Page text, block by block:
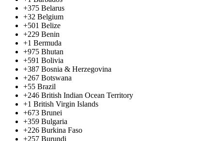
+375 Belarus
+32 Belgium
+501 Belize
+229 Benin
+1 Bermuda
+975 Bhutan
+591 Bolivia
+387 Bosnia & Herzegovina
+267 Botswana
+55 Brazil
+246 British Indian Ocean Territory
+1 British Virgin Islands
+673 Brunei
+359 Bulgaria
+226 Burkina Faso
+257 Burundi